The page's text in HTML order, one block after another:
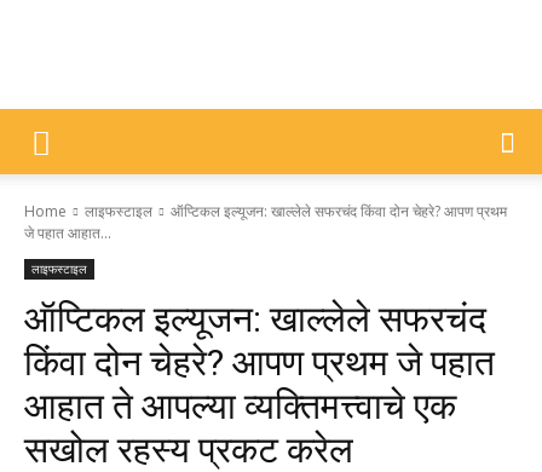
DIVYAJYOTI
SAMACHAR
Home लाइफस्टाइल
ऑप्टिकल इल्यूजन: खाल्लेले सफरचंद किंवा दोन चेहरे? आपण प्रथम
जे पहात आहात...
लाइफस्टाइल
ऑप्टिकल इल्यूजन: खाल्लेले सफरचंद
किंवा दोन चेहरे? आपण प्रथम जे पहात
आहात ते आपल्या व्यक्तिमत्त्वाचे एक
सखोल रहस्य प्रकट करेल